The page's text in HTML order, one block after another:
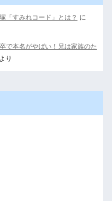
「すみれコード」とは？ に
で本名がやばい！兄は家族のた
より